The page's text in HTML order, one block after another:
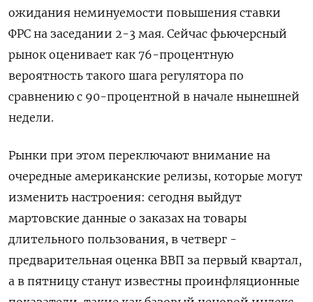
ожидания неминуемости повышения ставки
ФРС на заседании 2-3 мая. Сейчас фьючерсный
рынок оценивает как 76-процентную
вероятность такого шага регулятора по
сравнению с 90-процентной в начале нынешней
недели.
Рынки при этом переключают внимание на
очередные американские релизы, которые могут
изменить настроения: сегодня выйдут
мартовские данные о заказах на товары
длительного пользования, в четверг -
предварительная оценка ВВП за первый квартал,
а в пятницу станут известны проинфляционные